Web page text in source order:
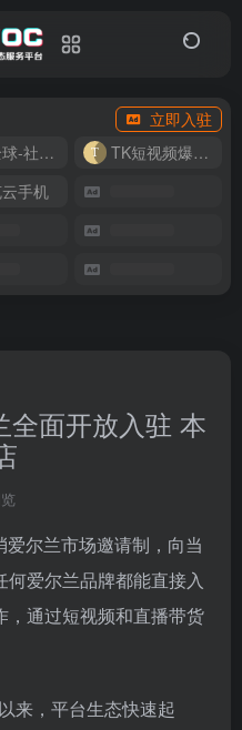
立即入驻
智媒全球-社媒管理平台
TK短视频爆款复刻
手机
全面开放入驻 本
尔兰市场邀请制，向当
爱尔兰品牌都能直接入
，通过短视频和直播带货
来，平台生态快速起